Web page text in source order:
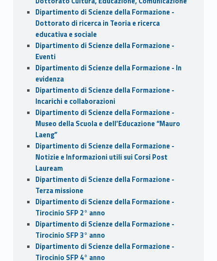
Dipartimento di Scienze della Formazione -
Dottorato di ricerca in Teoria e ricerca
educativa e sociale
Dipartimento di Scienze della Formazione -
Eventi
Dipartimento di Scienze della Formazione - In
evidenza
Dipartimento di Scienze della Formazione -
Incarichi e collaborazioni
Dipartimento di Scienze della Formazione -
Museo della Scuola e dell’Educazione “Mauro
Laeng”
Dipartimento di Scienze della Formazione -
Notizie e Informazioni utili sui Corsi Post
Lauream
Dipartimento di Scienze della Formazione -
Terza missione
Dipartimento di Scienze della Formazione -
Tirocinio SFP 2° anno
Dipartimento di Scienze della Formazione -
Tirocinio SFP 3° anno
Dipartimento di Scienze della Formazione -
Tirocinio SFP 4° anno